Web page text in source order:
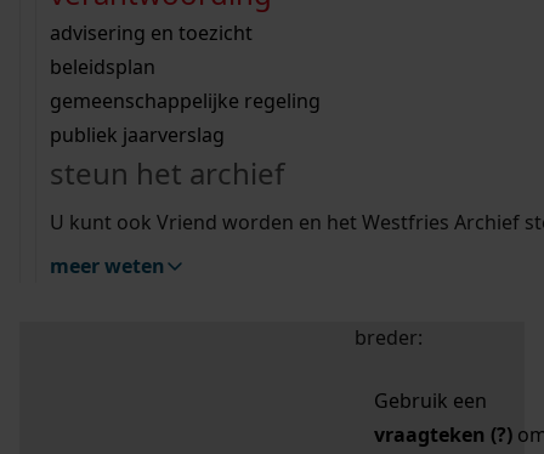
bouwvergunningen
omgevingsvergunningen
vergunningen
beeld en geluid
uitleg nodig?
Wij helpen u op weg met een aantal zoektips.
bekijk alle zoektips
Wij helpen u op weg met een aantal zoektips.
bekijk alle zoektips
bekijk ons geschiedenislokaal
advisering en toezicht
beleidsplan
gemeenschappelijke regeling
publiek jaarverslag
steun het archief
U kunt ook Vriend worden en het Westfries Archief
meer weten
zoektips
Mijn Studiezaal (inloggen)
uw zoekopdracht te
breder:
Gebruik een
vraagteken (?)